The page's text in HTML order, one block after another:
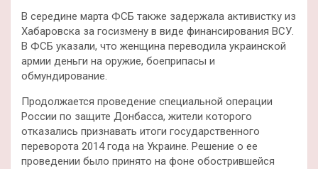
В середине марта ФСБ также задержала активистку из
Хабаровска за госизмену в виде финансирования ВСУ.
В ФСБ указали, что женщина переводила украинской
армии деньги на оружие, боеприпасы и
обмундирование.
Продолжается проведение специальной операции
России по защите Донбасса, жители которого
отказались признавать итоги государственного
переворота 2014 года на Украине. Решение о ее
проведении было принято на фоне обострившейся